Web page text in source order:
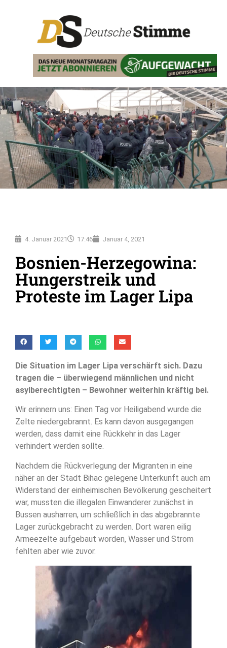
4. Januar 2021 17:46 Januar 4, 2021
Bosnien-Herzegowina:
Hungerstreik und
Proteste im Lager Lipa
Die Situation im Lager Lipa verschärft sich. Dazu
tragen die – überwiegend männlichen und nicht
asylberechtigten – Bewohner weiterhin kräftig bei.
Wir erinnern uns: Einen Tag vor Heiligabend wurde die
Zelte niedergebrannt. Es kann davon ausgegangen
werden, dass damit eine Rückkehr in das Lager
verhindert werden sollte.
Nachdem die Rückverlegung der Migranten in eine
näher an der Stadt Bihac gelegene Unterkunft auch am
Widerstand der einheimischen Bevölkerung gescheitert
war, mussten die illegalen Einwanderer zunächst in
Bussen ausharren, um schließlich in das abgebrannte
Lager zurückgebracht zu werden. Dort waren eilig
Armeezelte aufgebaut worden, Wasser und Strom
fehlten aber wie zuvor.